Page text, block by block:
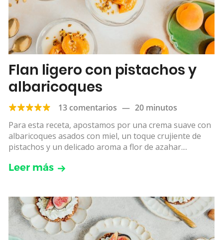
Flan ligero con pistachos y
albaricoques
13 comentarios — 20 minutos
Para esta receta, apostamos por una crema suave con
albaricoques asados con miel, un toque crujiente de
pistachos y un delicado aroma a flor de azahar....
Leer más